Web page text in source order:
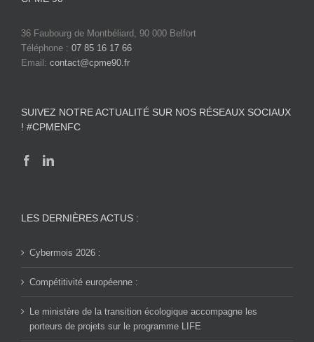
36 Faubourg de Montbéliard, 90 000 Belfort
Téléphone : 07 85 16 17 66
Email: contact@cpme90.fr
SUIVEZ NOTRE ACTUALITÉ SUR NOS RÉSEAUX SOCIAUX
! #CPMENFC
LES DERNIÈRES ACTUS :
Cybermois 2026 :
Compétitivité européenne :
Le ministère de la transition écologique accompagne les
porteurs de projets sur le programme LIFE